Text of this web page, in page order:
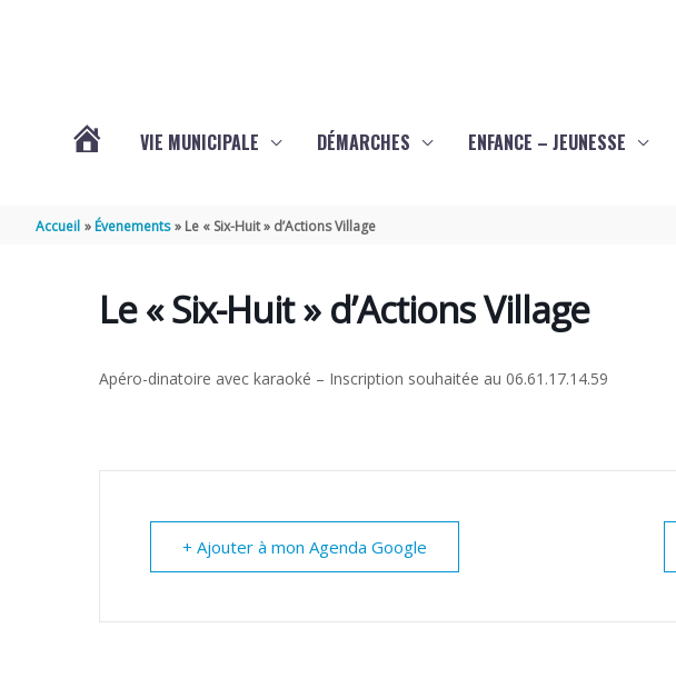
THÉNAC
VIE MUNICIPALE DÉMARCHES ENFANCE – JEUNESSE
Accueil Évenements Le « Six-Huit » d’Actions Village
Le « Six-Huit » d’Actions Village
Apéro-dinatoire avec karaoké – Inscription souhaitée au 06.61.17.14.59
+ Ajouter à mon Agenda Google